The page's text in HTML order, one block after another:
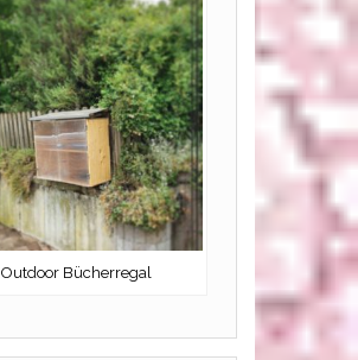
Outdoor Bücherregal